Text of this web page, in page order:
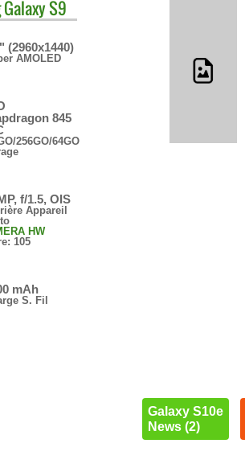
Galaxy S9
(2960x1440)
AMOLED
845
256GO/64GO
f/1.5, OIS
Appareil
HW
105
mAh
S. Fil
Galaxy S10e
News (2)